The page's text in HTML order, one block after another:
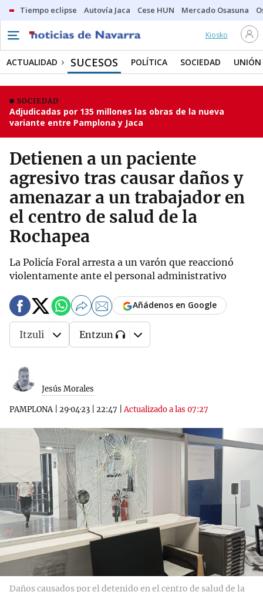
Tiempo eclipse Autovía Jaca Cese HUN Mercado Osasuna
Kiosko
ACTUALIDAD SUCESOS POLÍTICA SOCIEDAD UNIÓN
SOCIEDAD
Adjudicadas por 135 millones las obras de la nueva
variante entre Pamplona y Jaca
Detienen a un paciente
agresivo tras causar daños y
amenazar a un trabajador en
el centro de salud de la
Rochapea
La Policía Foral arresta a un varón que reaccionó
violentamente ante el personal administrativo
Jesús Morales
PAMPLONA| 29·04·23 22:47 |Actualizado a las 07:27
Añádenos en Google
Itzuli Entzun
Daños causados por el detenido en el centro de salud de la